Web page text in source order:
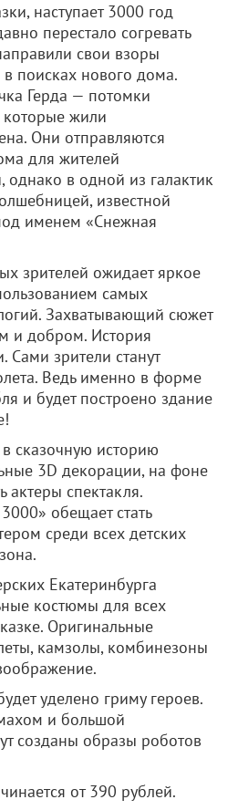
наступает 3000 год
перестало согревать
свои взоры
в поисках нового дома.
Герда — потомки
жили
Они отправляются
для жителей
в одной из галактик
известной
именем «Снежная
зрителей ожидает яркое
самых
Захватывающий сюжет
и добром. История
Сами зрители станут
Ведь именно в форме
и будет построено здание
сказочную историю
3D декорации, на фоне
актеры спектакля.
обещает стать
среди всех детских
Екатеринбурга
костюмы для всех
Оригинальные
камзолы, комбинезоны
уделено гриму героев.
и большой
созданы образы роботов
от 390 рублей.